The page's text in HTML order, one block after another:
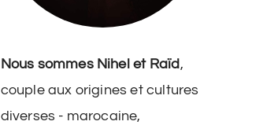
Nous sommes Nihel et Raïd,
couple aux origines et cultures
diverses - marocaine,